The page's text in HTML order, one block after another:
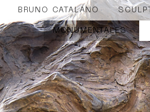
BRUNO CATALANO
MONUMENTALES